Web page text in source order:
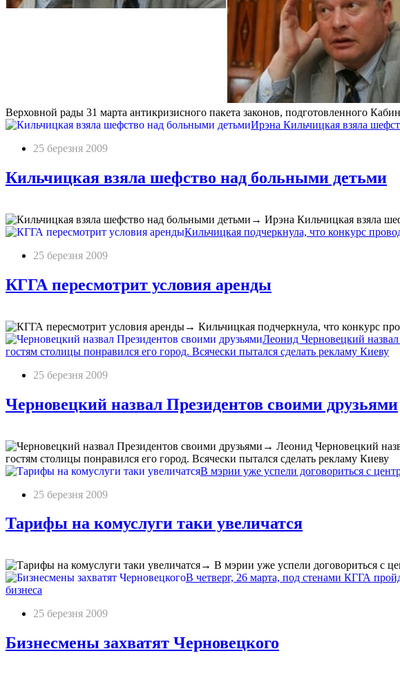
Верховной рады 31 марта антикризисного пакета законов, подготовленного
Ирэна Кильчицкая взяла
25 березня 2009
Кильчицкая взяла шефство над больными детьми
→ Ирэна Кильчицкая взяла
Кильчицкая подчеркнула, что конкурс
25 березня 2009
КГГА пересмотрит условия аренды
→ Кильчицкая подчеркнула, что конкурс
Леонид Черновецкий
гостям столицы понравился его город. Всячески пытался сделать рекламу Киеву
25 березня 2009
Черновецкий назвал Президентов своими друзьями
→ Леонид Черновецкий
гостям столицы понравился его город. Всячески пытался сделать рекламу Киеву
В мэрии уже успели договориться с
25 березня 2009
Тарифы на комуслуги таки увеличатся
→ В мэрии уже успели договориться с
В четверг, 26 марта, под стенами КГГА
бизнеса
25 березня 2009
Бизнесмены захватят Черновецкого